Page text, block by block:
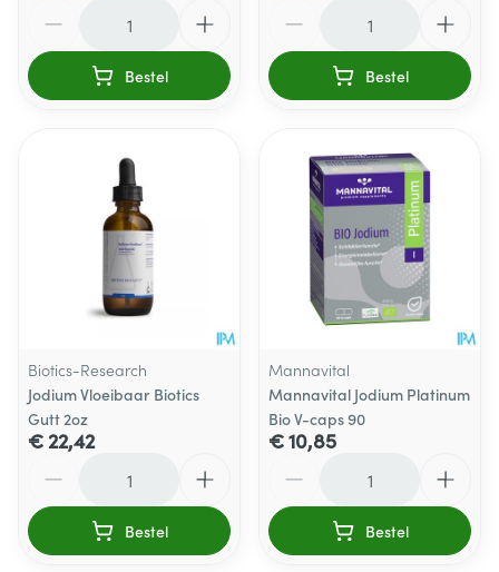
Bestel Bestel
Biotics-Research
Jodium Vloeibaar Biotics
Gutt 2oz
€ 22,42
Bestel
Mannavital
Mannavital Jodium Platinum
Bio V-caps 90
€ 10,85
Bestel